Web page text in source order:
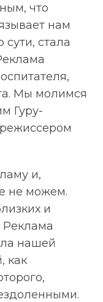
что
нам
стала
Мы молимся
Гуру-
и,
не можем.
и
Реклама
нашей
как